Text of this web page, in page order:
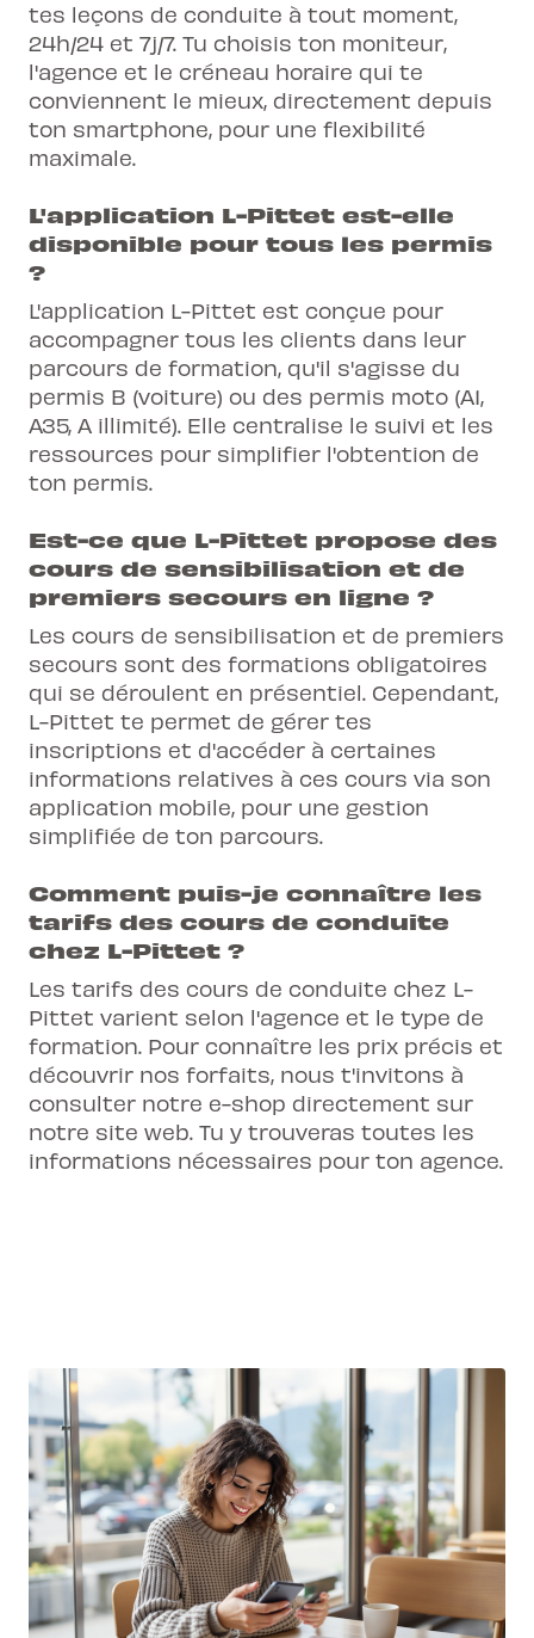
tes leçons de conduite à tout moment,
24h/24 et 7j/7. Tu choisis ton moniteur,
l'agence et le créneau horaire qui te
conviennent le mieux, directement depuis
ton smartphone, pour une flexibilité
maximale.
L'application L-Pittet est-elle
disponible pour tous les permis
?
L'application L-Pittet est conçue pour
accompagner tous les clients dans leur
parcours de formation, qu'il s'agisse du
permis B (voiture) ou des permis moto (A1,
A35, A illimité). Elle centralise le suivi et les
ressources pour simplifier l'obtention de
ton permis.
Est-ce que L-Pittet propose des
cours de sensibilisation et de
premiers secours en ligne ?
Les cours de sensibilisation et de premiers
secours sont des formations obligatoires
qui se déroulent en présentiel. Cependant,
L-Pittet te permet de gérer tes
inscriptions et d'accéder à certaines
informations relatives à ces cours via son
application mobile, pour une gestion
simplifiée de ton parcours.
Comment puis-je connaître les
tarifs des cours de conduite
chez L-Pittet ?
Les tarifs des cours de conduite chez L-
Pittet varient selon l'agence et le type de
formation. Pour connaître les prix précis et
découvrir nos forfaits, nous t'invitons à
consulter notre e-shop directement sur
notre site web. Tu y trouveras toutes les
informations nécessaires pour ton agence.